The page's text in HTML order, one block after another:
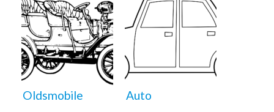
Oldsmobile Auto